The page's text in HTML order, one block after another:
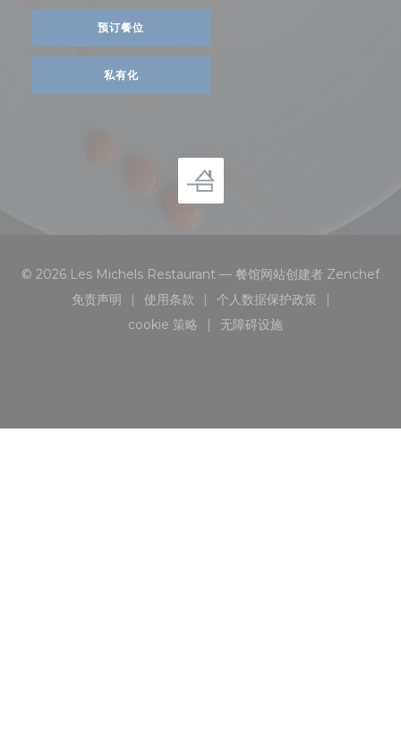
预订餐位
私有化
© 2026 Les Michels Restaurant — 餐馆网站创建者 Zenchef((
免责声明
((在新窗口中打开))
使用条款
((在新窗口中打开))
个人数据保护政策
((在新窗口中打开))
cookie 策略
((在新窗口中打开))
无障碍设施
((在新窗口中打开))